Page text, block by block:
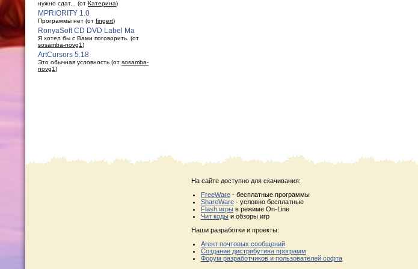
нужно сдат... (от Катерина)
MPRIORITY 1.0
Программы нет (от fingert)
RonyaSoft CD DVD Label Ma
Я хотел бы с Вами поговорить. (от
sosamba-novg1)
ArtCursors 5.18
Это обычная условность (от sosamba-
novg1)
На сайте доступно для скачивания:
FreeWare - бесплатные программы
ShareWare - условно бесплатные
Flash игры в режиме On-Line
Чит коды и обзоры игр
Наши разработки и проекты:
Агент почтовых сообщений
Создание дистрибутива программ
Форум разработчиков и пользователей софта